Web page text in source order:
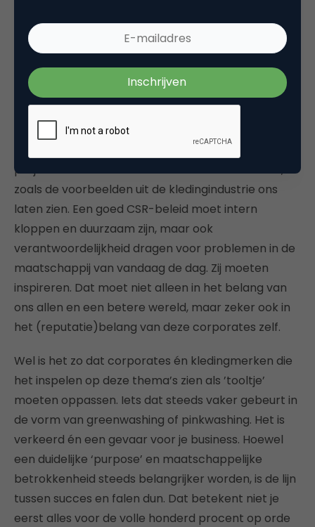
“Het moet anders en het kan
ook anders”
Nog te veel grote bedrijven houden het op het
gebied van CSR bij glossy jaarverslagen met veel
project. Dat moet anders en dat kan ook anders,
zoals de voorbeelden uit de kledingindustrie ons
laten zien. Een goed CSR-beleid moet intern
kloppen en duurzaam zijn, maar ook
verantwoordelijkheid dragen voor problemen in de
maatschappij van vandaag de dag. Zij moeten
inspireren. Dat moet niet alleen in het belang van
ons allen en een betere wereld, maar zeker ook in
het (reputatie)belang van deze corporates zelf.
Wel is het zo dat corporates én kledingmerken die
het inspelen op deze thema’s zien als ’tooltje’
moeten oppassen. Iets dat steeds vaker gebeurt in
de vorm van greenwashing of pinkwashing. Het is
verkeerd én een gevaar voor je business. Hoewel
een duidelijke ‘purpose’ en maatschappelijke
betrokkenheid steeds belangrijker worden, is de lijn
tussen succes en falen dun. Dat betekent niet je
eerst alles voor de volle honderd procent op orde